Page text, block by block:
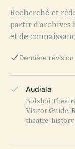
Recherché et
partir d'archives
et de
Dernière
Audiala
Bolshoi
Visitor Guide.
theatre-